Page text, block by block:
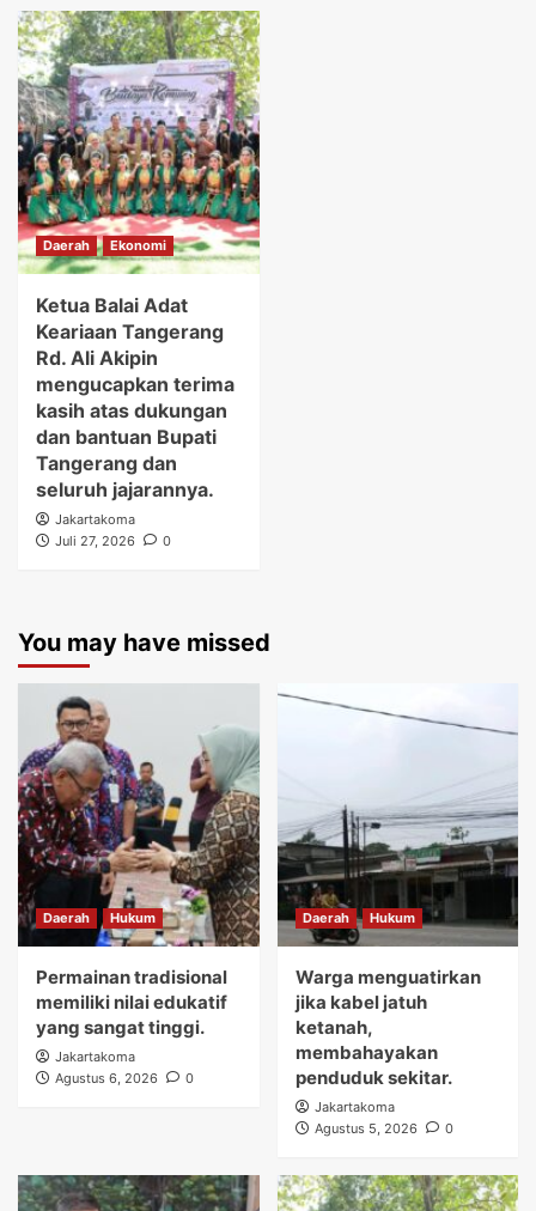
Daerah Ekonomi
Ketua Balai Adat
Keariaan Tangerang
Rd. Ali Akipin
mengucapkan terima
kasih atas dukungan
dan bantuan Bupati
Tangerang dan
seluruh jajarannya.
Jakartakoma
Juli 27, 2026
0
You may have missed
Daerah Hukum
Permainan tradisional
memiliki nilai edukatif
yang sangat tinggi.
Jakartakoma
Agustus 6, 2026
0
Daerah Hukum
Warga menguatirkan
jika kabel jatuh
ketanah,
membahayakan
penduduk sekitar.
Jakartakoma
Agustus 5, 2026
0